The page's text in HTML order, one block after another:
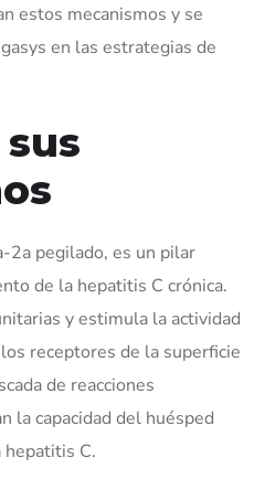
estos mecanismos y se
en las estrategias de
2a pegilado, es un pilar
de la hepatitis C crónica.
y estimula la actividad
receptores de la superficie
de reacciones
la capacidad del huésped
hepatitis C.